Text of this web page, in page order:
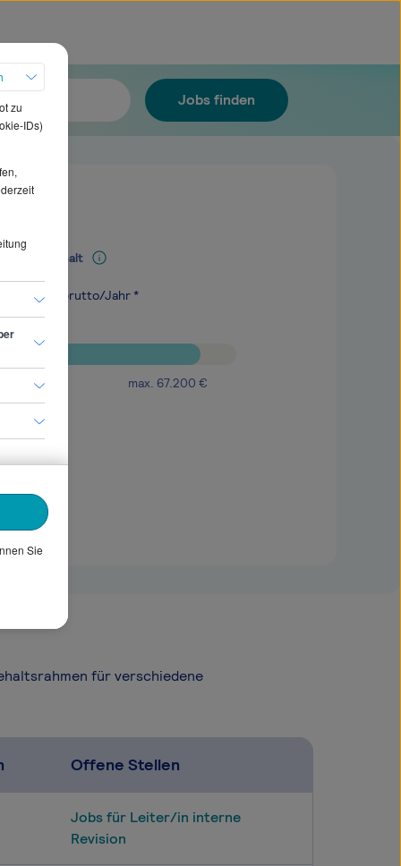
Jobs finden
Mediangehalt
€ brutto/Jahr *
max. 67.200 €
für verschiedene
Offene Stellen
Jobs für Leiter/in interne
Revision
zu
IDs)
Sie